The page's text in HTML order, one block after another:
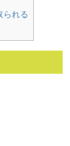
られる